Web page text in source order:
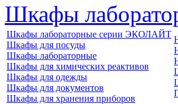
Шкафы
Шкафы лабораторные серии ЭКОЛАЙТ
Шкафы для посуды
Шкафы лабораторные
Шкафы для химических реактивов
Шкафы для одежды
Шкафы для документов
Шкафы для хранения приборов